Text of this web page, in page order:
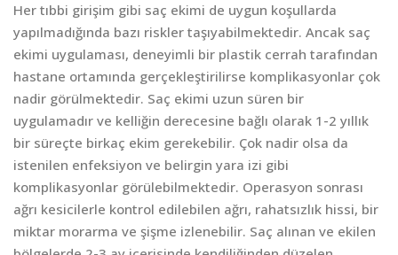
Her tıbbi girişim gibi saç ekimi de uygun koşullarda
yapılmadığında bazı riskler taşıyabilmektedir. Ancak saç
ekimi uygulaması, deneyimli bir plastik cerrah tarafından
hastane ortamında gerçekleştirilirse komplikasyonlar çok
nadir görülmektedir. Saç ekimi uzun süren bir
uygulamadır ve kelliğin derecesine bağlı olarak 1-2 yıllık
bir süreçte birkaç ekim gerekebilir. Çok nadir olsa da
istenilen enfeksiyon ve belirgin yara izi gibi
komplikasyonlar görülebilmektedir. Operasyon sonrası
ağrı kesicilerle kontrol edilebilen ağrı, rahatsızlık hissi, bir
miktar morarma ve şişme izlenebilir. Saç alınan ve ekilen